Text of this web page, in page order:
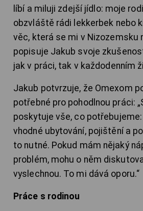
líbí a miluji zdejší jídlo: moje
obzvláště rádi lekkerbek nebo
věc, která se mi v Nizozemsku
popisuje Jakub svoje
jak v práci, tak v každodenním
Jakub potvrzuje, že Omexom
potřebné pro pohodlnou práci:
poskytuje vše, co
vhodné ubytování, pojištění a
to nutné. Pokud mám nějaký
problém, mohu o něm
vyslechnou. To mi dává oporu.“
Práce s rodinou